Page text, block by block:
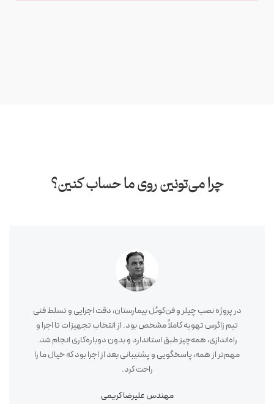
چرا می‌تونین روی ما حساب کنین؟
در پروژه نصب چیلر و فن‌کوئل بیمارستان، دقت اجرایی و تسلط فنی
تیم زاگرس تهویه کاملاً مشخص بود. از انتخاب تجهیزات تا اجرا و
راه‌اندازی، همه‌چیز طبق استاندارد و بدون دوباره‌کاری انجام شد.
مهم‌تر از همه، پاسخگویی و پشتیبانی بعد از اجرا بود که خیال ما را
راحت کرد.
مهندس علیرضا کریمی